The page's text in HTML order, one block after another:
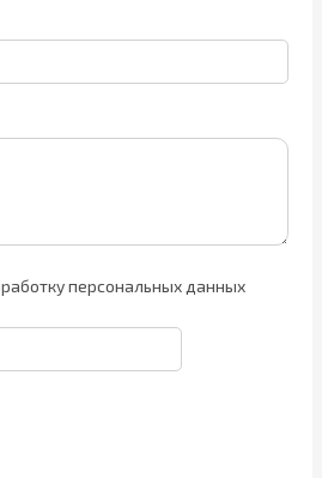
персональных данных